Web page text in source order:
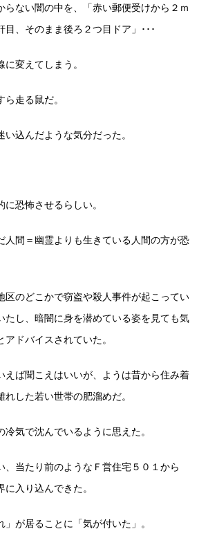
らない闇の中を、「赤い郵便受けから２ｍ
目、そのまま後ろ２つ目ドア」･･･
変えてしまう。
走る鼠だ。
い込んだような気分だった。
恐怖させるらしい。
人間＝幽霊よりも生きている人間の方が恐
区のどこかで窃盗や殺人事件が起こってい
たし、暗闇に身を潜めている姿を見ても気
ドバイスされていた。
えば聞こえはいいが、ようは昔から住み着
した若い世帯の肥溜めだ。
気で沈んでいるように思えた。
、当たり前のようなＦ営住宅５０１から
に入り込んできた。
が居ることに「気が付いた」。